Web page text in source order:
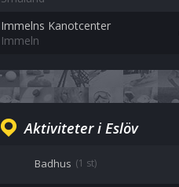
Immelns Kanotcenter
Immeln
Aktiviteter i Eslöv
Badhus (1 st)